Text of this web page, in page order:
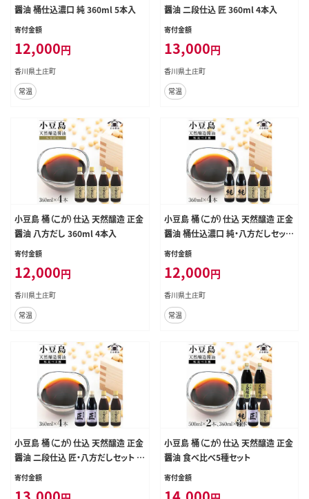
醤油 桶仕込濃口 純 360ml 5本入
寄付金額
12,000円
香川県土庄町
常温
醤油 二段仕込 匠 360ml 4本入
寄付金額
13,000円
香川県土庄町
常温
小豆島 桶（こが）仕込 天然醸造 正金
醤油 八方だし 360ml 4本入
寄付金額
12,000円
香川県土庄町
常温
小豆島 桶（こが）仕込 天然醸造 正金
醤油 桶仕込濃口 純・八方だしセット
360ml 各２本 計4本入
寄付金額
12,000円
香川県土庄町
常温
小豆島 桶（こが）仕込 天然醸造 正金
醤油 二段仕込 匠・八方だしセット 3
60ml 各２本 計4本入
寄付金額
小豆島 桶（こが）仕込 天然醸造 正金
醤油 食べ比べ5種セット
寄付金額